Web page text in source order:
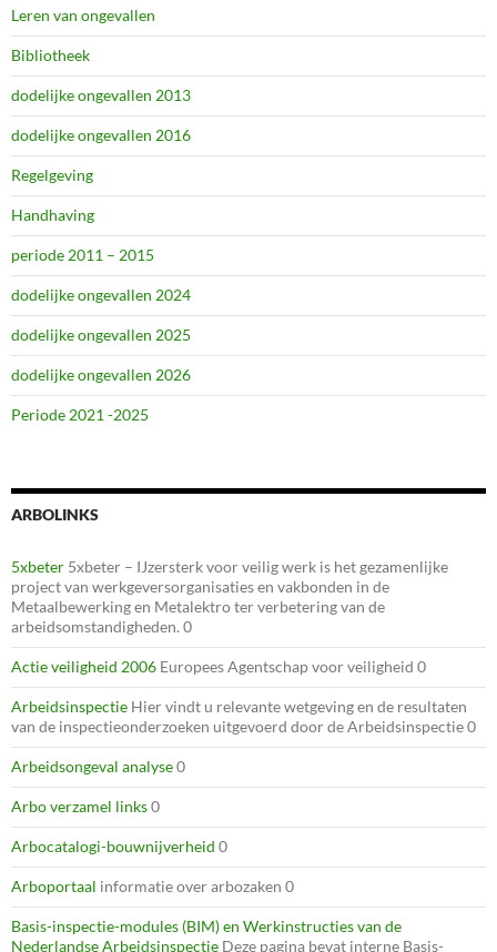
Leren van ongevallen
Bibliotheek
dodelijke ongevallen 2013
dodelijke ongevallen 2016
Regelgeving
Handhaving
periode 2011 – 2015
dodelijke ongevallen 2024
dodelijke ongevallen 2025
dodelijke ongevallen 2026
Periode 2021 -2025
ARBOLINKS
5xbeter 5xbeter – IJzersterk voor veilig werk is het gezamenlijke
project van werkgeversorganisaties en vakbonden in de
Metaalbewerking en Metalektro ter verbetering van de
arbeidsomstandigheden. 0
Actie veiligheid 2006 Europees Agentschap voor veiligheid 0
Arbeidsinspectie Hier vindt u relevante wetgeving en de resultaten
van de inspectieonderzoeken uitgevoerd door de Arbeidsinspectie 0
Arbeidsongeval analyse0
Arbo verzamel links0
Arbocatalogi-bouwnijverheid 0
Arboportaal informatie over arbozaken 0
Basis-inspectie-modules (BIM) en Werkinstructies van de
Nederlandse Arbeidsinspectie Deze pagina bevat interne Basis-